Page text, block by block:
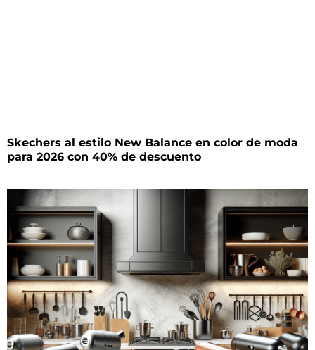
Skechers al estilo New Balance en color de moda
para 2026 con 40% de descuento